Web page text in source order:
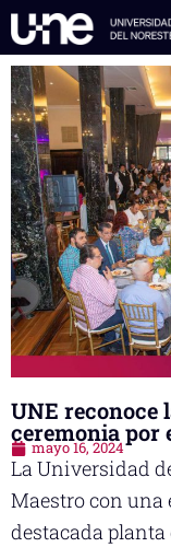
UNE reconoce
ceremonia por
mayo 16, 2024
La Universidad
Maestro con una
destacada